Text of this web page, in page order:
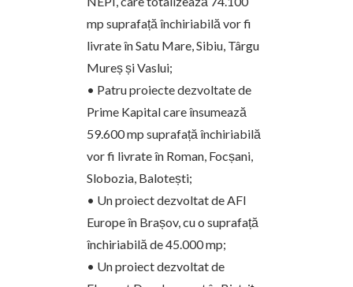
mp suprafață închiriabilă vor fi
livrate în Satu Mare, Sibiu, Târgu
Mureș și Vaslui;
• Patru proiecte dezvoltate de
Prime Kapital care însumează
59.600 mp suprafață închiriabilă
vor fi livrate în Roman, Focșani,
Slobozia, Balotești;
• Un proiect dezvoltat de AFI
Europe în Brașov, cu o suprafață
închiriabilă de 45.000 mp;
• Un proiect dezvoltat de